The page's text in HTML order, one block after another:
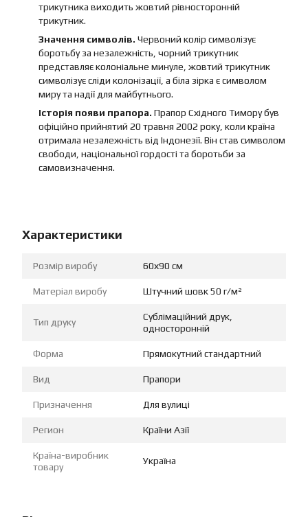
трикутника виходить жовтий рівносторонній
трикутник.
Значення символів. Червоний колір символізує
боротьбу за незалежність, чорний трикутник
представляє колоніальне минуле, жовтий трикутник
символізує сліди колонізації, а біла зірка є символом
миру та надії для майбутнього.
Історія появи прапора. Прапор Східного Тимору був
офіційно прийнятий 20 травня 2002 року, коли країна
отримала незалежність від Індонезії. Він став символом
свободи, національної гордості та боротьби за
самовизначення.
Характеристики
Розмір виробу 60х90 см
Матеріал виробу Штучний шовк 50 г/м²
Тип друку
Сублімаційний друк,
односторонній
Форма Прямокутний стандартний
Вид Прапори
Призначення Для вулиці
Регион Країни Азії
Країна-виробник
товару
Україна